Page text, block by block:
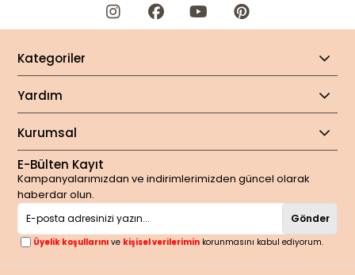
Kategoriler
Yardım
Kurumsal
E-Bülten Kayıt
Kampanyalarımızdan ve indirimlerimizden güncel olarak
haberdar olun.
Gönder
Üyelik koşullarını ve kişisel verilerimin korunmasını kabul ediyorum.